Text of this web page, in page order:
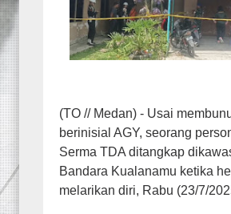
(TO // Medan) - Usai
berinisial AGY, seorang
Serma TDA ditangkap
Bandara Kualanamu ketika
melarikan diri, Rabu (23/7/